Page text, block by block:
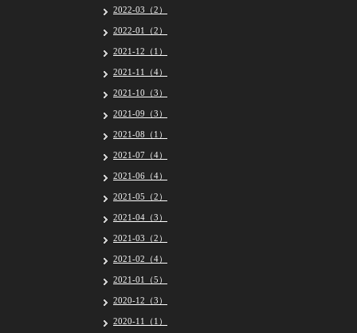
2022-03（2）
2022-01（2）
2021-12（1）
2021-11（4）
2021-10（3）
2021-09（3）
2021-08（1）
2021-07（4）
2021-06（4）
2021-05（2）
2021-04（3）
2021-03（2）
2021-02（4）
2021-01（5）
2020-12（3）
2020-11（1）